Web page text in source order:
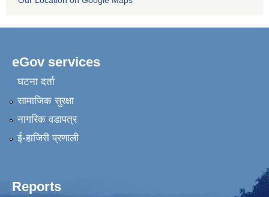
eGov services
घटना दर्ता
सामाजिक सुरक्षा
नागरिक वडापत्र
ई-हाजिरी प्रणाली
Reports